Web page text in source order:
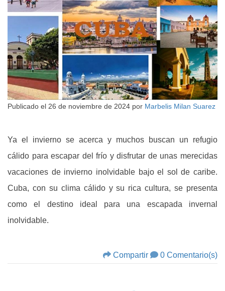
Publicado el 26 de noviembre de 2024 por Marbelis Milan Suarez
Ya el invierno se acerca y muchos buscan un refugio
cálido para escapar del frío y disfrutar de unas merecidas
vacaciones de invierno inolvidable bajo el sol de caribe.
Cuba, con su clima cálido y su rica cultura, se presenta
como el destino ideal para una escapada invernal
inolvidable.
Compartir 0 Comentario(s)